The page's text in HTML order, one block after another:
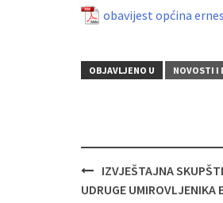
obavijest općina
OBJAVLJENO U NOVOSTI I
Navigacija
objava
IZVJEŠTAJNA
UDRUGE UMIROVLJENIKA